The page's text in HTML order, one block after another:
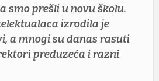
smo prešli u novu školu.
izrodila je
a mnogi su danas rasuti
preduzeća i razni